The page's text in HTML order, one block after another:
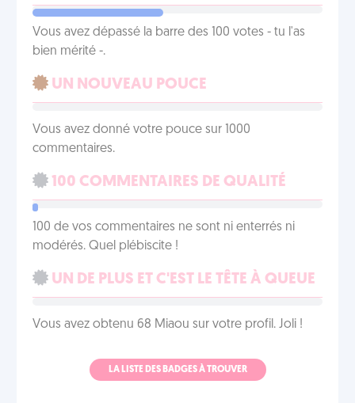
Vous avez dépassé la barre des 100 votes - tu l'as
bien mérité -.
UN NOUVEAU POUCE
Vous avez donné votre pouce sur 1000
commentaires.
100 COMMENTAIRES DE QUALITÉ
100 de vos commentaires ne sont ni enterrés ni
modérés. Quel plébiscite !
UN DE PLUS ET C'EST LE TÊTE À QUEUE
Vous avez obtenu 68 Miaou sur votre profil. Joli !
LA LISTE DES BADGES À TROUVER